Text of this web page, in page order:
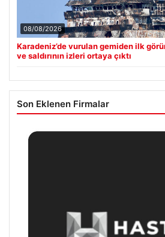
08/08/2026
Karadeniz’de vurulan gemiden ilk
ve saldırının izleri ortaya çıktı
Son Eklenen Firmalar